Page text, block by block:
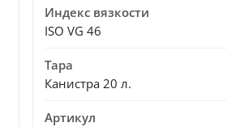
Индекс вязкости
ISO VG 46
Тара
Канистра 20 л.
Артикул